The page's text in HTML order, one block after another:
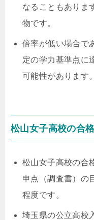
なることもありま
物です。
倍率が低い場合で
定の学力基準点に
可能性があります。
松山女子高校の合
松山女子高校の合
申点（調査書）の
程度です。
埼玉県の公立高校